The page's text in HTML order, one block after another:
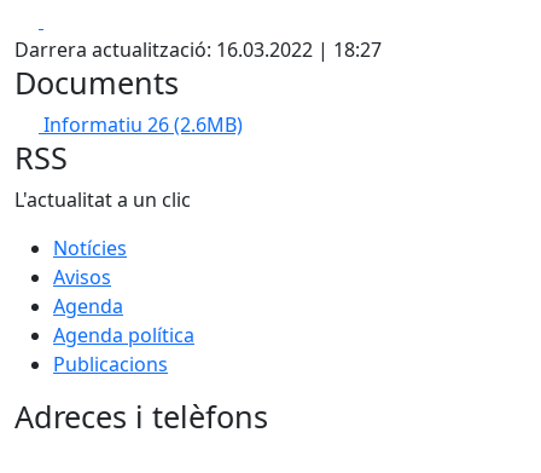
Darrera actualització: 16.03.2022 | 18:27
Documents
Informatiu 26(2.6MB)
RSS
L'actualitat a un clic
Notícies
Avisos
Agenda
Agenda política
Publicacions
Adreces i telèfons